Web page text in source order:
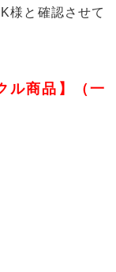
様と確認させて
ル商品】（一